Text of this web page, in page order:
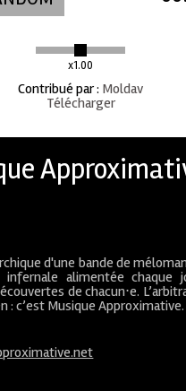
x1.00
Contribué par: Moldav
Télécharger
d'une bande de
infernale alimentée chaque
de chacun⋅e.
: c’est Musique Approximative.